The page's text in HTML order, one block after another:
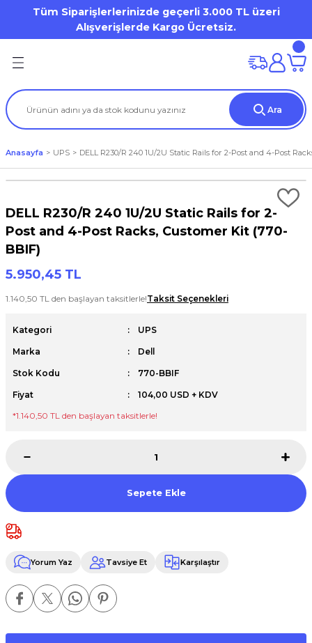
Tüm Siparişlerlerinizde geçerli 3.000 TL üzeri
Alışverişlerde Kargo Ücretsiz.
Geri Dön
7000 Series
/ Vostro / Inspiron Business
5000 Series
/ XPS
/ XPS+GPU
Geri Dön
Dell Pro Micro / Micro Form Factor MFF
Small Form Factor
Tower
Geri Dön
Desktop Workstation
DELL Precision WS
Mobile Workstation
Dell Precision Workstation
HP ZBook WorkStation
Geri Dön
Geri Dön
Geri Dön
Geri Dön
Geri Dön
Geri Dön
Geri Dön
Point
Ara
Anasayfa UPS DELL R230/R 240 1U/2U Static Rails for 2-Post and 4-Post
DELL R230/R 240 1U/2U Static Rails for 2-
Post and 4-Post Racks, Customer Kit (770-
BBIF)
5.950,45 TL
1.140,50 TL den başlayan taksitlerle!Taksit Seçenekleri
Kategori UPS
Marka Dell
Stok Kodu 770-BBIF
Fiyat
104,00 USD + KDV
*1.140,50 TL den başlayan taksitlerle!
Sepete Ekle
Yorum Yaz Tavsiye Et Karşılaştır